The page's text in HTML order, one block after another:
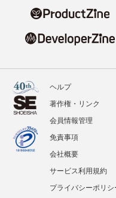
ヘルプ
著作権・リンク
会員情報管理
免責事項
会社概要
サービス利用規約
プライバシーポリシ